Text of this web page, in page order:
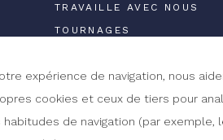
TRAVAILLE AVEC NOUS
TOURNAGES
expérience de navigation, nous
cookies et ceux de tiers pour
de navigation (par